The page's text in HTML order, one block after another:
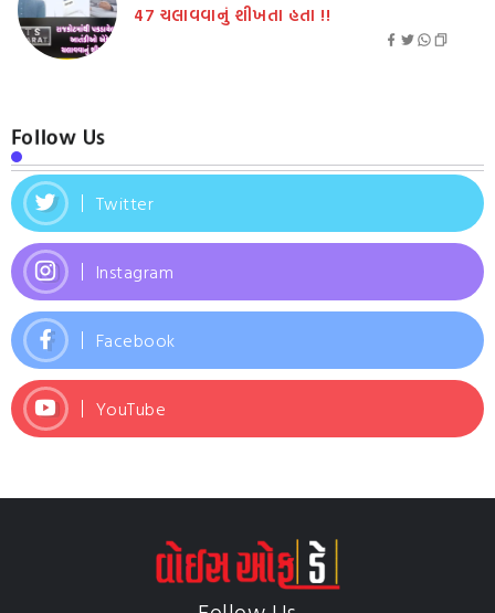
47 ચલાવવાનું શીખતા હતા !!
Follow Us
Twitter
Instagram
Facebook
YouTube